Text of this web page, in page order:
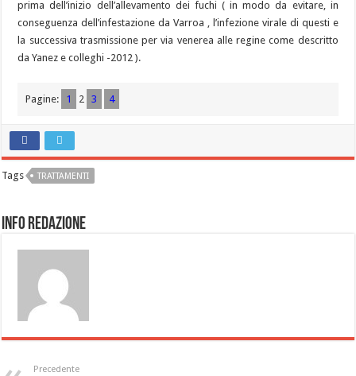
prima dell’inizio dell’allevamento dei fuchi ( in modo da evitare, in
conseguenza dell’infestazione da Varroa , l’infezione virale di questi e
la successiva trasmissione per via venerea alle regine come descritto
da Yanez e colleghi -2012 ).
Pagine: 1 2 3 4
Tags TRATTAMENTI
Info Redazione
Precedente